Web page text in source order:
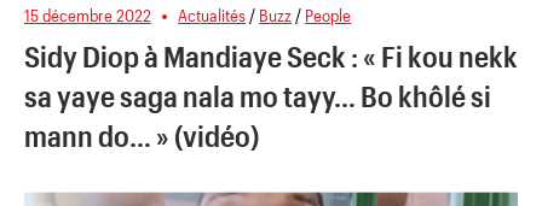
15 décembre 2022 Actualités / Buzz / People
Sidy Diop à Mandiaye Seck : « Fi kou nekk
sa yaye saga nala mo tayy… Bo khôlé si
mann do… » (vidéo)